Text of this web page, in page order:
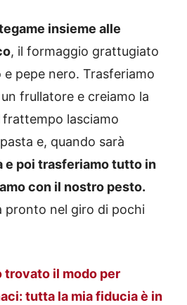
insieme alle
, il formaggio grattugiato
e pepe nero. Trasferiamo
frullatore e creiamo la
lasciamo
e, quando sarà
e poi trasferiamo tutto in
con il nostro pesto.
pronto nel giro di pochi
trovato il modo per
tutta la mia fiducia è in